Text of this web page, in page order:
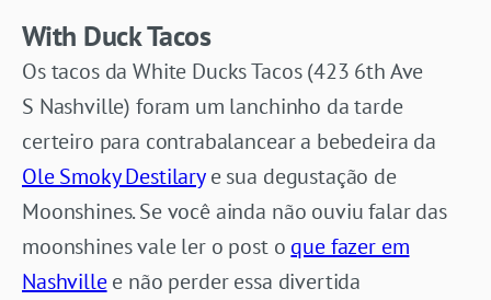
With Duck Tacos
Os tacos da White Ducks Tacos (423 6th Ave
S Nashville) foram um lanchinho da tarde
certeiro para contrabalancear a bebedeira da
Ole Smoky Destilarye sua degustação de
Moonshines. Se você ainda não ouviu falar das
moonshines vale ler o post o que fazer em
Nashvillee não perder essa divertida